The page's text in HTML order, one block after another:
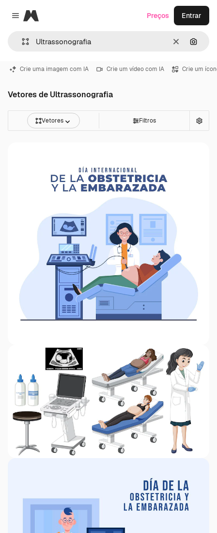
Close menu
Magnific
Limpar
Preços Entrar
Crie uma imagem com IA Crie um vídeo com IA Crie um
Vetores de Ultrassonografia
Vetores Filtros